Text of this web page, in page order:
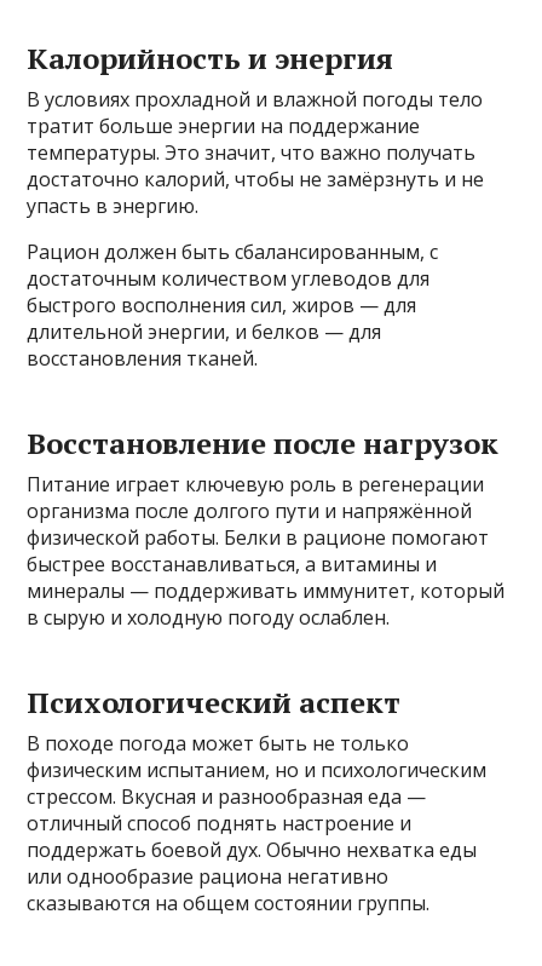
Калорийность и энергия
В условиях прохладной и влажной погоды тело
тратит больше энергии на поддержание
температуры. Это значит, что важно получать
достаточно калорий, чтобы не замёрзнуть и не
упасть в энергию.
Рацион должен быть сбалансированным, с
достаточным количеством углеводов для
быстрого восполнения сил, жиров — для
длительной энергии, и белков — для
восстановления тканей.
Восстановление после нагрузок
Питание играет ключевую роль в регенерации
организма после долгого пути и напряжённой
физической работы. Белки в рационе помогают
быстрее восстанавливаться, а витамины и
минералы — поддерживать иммунитет, который
в сырую и холодную погоду ослаблен.
Психологический аспект
В походе погода может быть не только
физическим испытанием, но и психологическим
стрессом. Вкусная и разнообразная еда —
отличный способ поднять настроение и
поддержать боевой дух. Обычно нехватка еды
или однообразие рациона негативно
сказываются на общем состоянии группы.